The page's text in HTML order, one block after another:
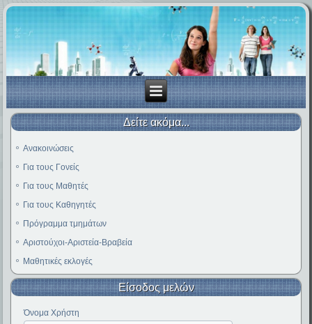
Δείτε ακόμα...
Ανακοινώσεις
Για τους Γονείς
Για τους Μαθητές
Για τους Καθηγητές
Πρόγραμμα τμημάτων
Αριστούχοι-Αριστεία-Βραβεία
Μαθητικές εκλογές
Είσοδος μελών
Όνομα Χρήστη